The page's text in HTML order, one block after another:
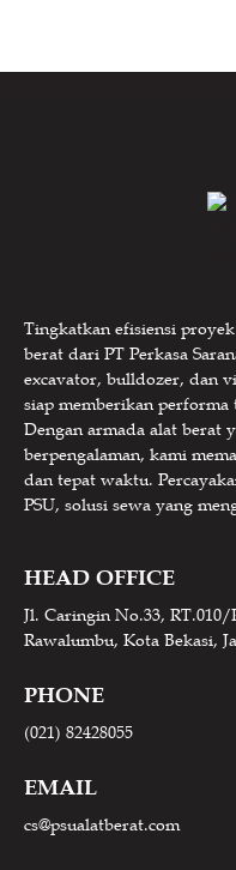
Tingkatkan efisiensi
berat dari PT Perkasa
excavator, bulldozer, dan
siap memberikan
Dengan armada alat berat
berpengalaman, kami
dan tepat waktu.
PSU, solusi sewa yang
HEAD OFFICE
Jl. Caringin No.33, RT.010/
Rawalumbu, Kota Bekasi,
PHONE
(021) 82428055
EMAIL
cs@psualatberat.com